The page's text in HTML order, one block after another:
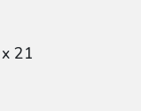
21